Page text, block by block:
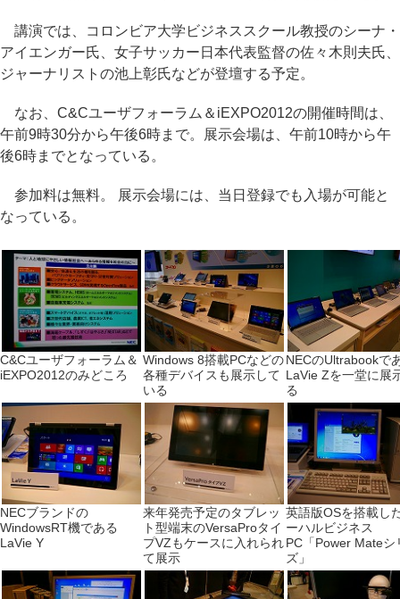
講演では、コロンビア大学ビジネススクール教授のシーナ・
アイエンガー氏、女子サッカー日本代表監督の佐々木則夫氏、
ジャーナリストの池上彰氏などが登壇する予定。
なお、C&Cユーザフォーラム＆iEXPO2012の開催時間は、
午前9時30分から午後6時まで。展示会場は、午前10時から午
後6時までとなっている。
参加料は無料。 展示会場には、当日登録でも入場が可能と
なっている。
C&Cユーザフォーラム＆
iEXPO2012のみどころ
Windows 8搭載PCなどの
各種デバイスも展示して
いる
NECのUltrabookで
LaVie Zを一堂に展
る
NECブランドの
WindowsRT機である
LaVie Y
来年発売予定のタブレッ
ト型端末のVersaProタイ
プVZもケースに入れられ
て展示
英語版OSを搭載し
ーハルビジネス
PC「Power Mateシ
ズ」